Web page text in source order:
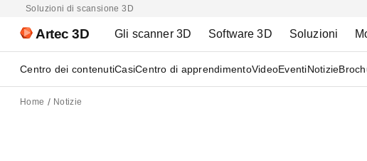
Soluzioni di scansione 3D
Artec 3D Gli scanner 3D Software 3D Soluzioni
Centro dei contenutiCasiCentro di apprendimentoVideoEventiNotizie
Home Notizie